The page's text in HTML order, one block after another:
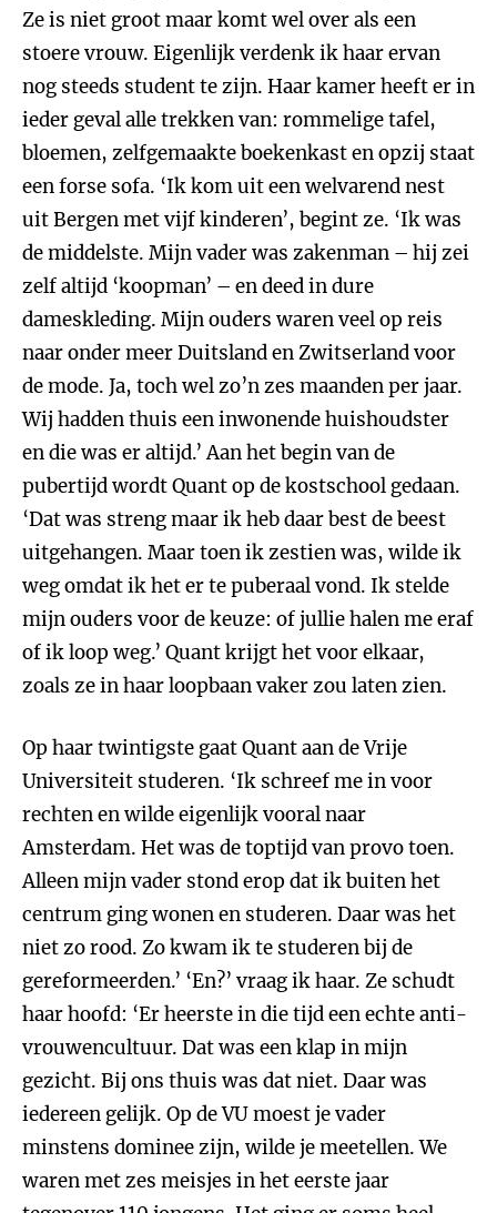
Ze is niet groot maar komt wel over als een
stoere vrouw. Eigenlijk verdenk ik haar ervan
nog steeds student te zijn. Haar kamer heeft er in
ieder geval alle trekken van: rommelige tafel,
bloemen, zelfgemaakte boekenkast en opzij staat
een forse sofa. ‘Ik kom uit een welvarend nest
uit Bergen met vijf kinderen’, begint ze. ‘Ik was
de middelste. Mijn vader was zakenman – hij zei
zelf altijd ‘koopman’ – en deed in dure
dameskleding. Mijn ouders waren veel op reis
naar onder meer Duitsland en Zwitserland voor
de mode. Ja, toch wel zo’n zes maanden per jaar.
Wij hadden thuis een inwonende huishoudster
en die was er altijd.’ Aan het begin van de
pubertijd wordt Quant op de kostschool gedaan.
‘Dat was streng maar ik heb daar best de beest
uitgehangen. Maar toen ik zestien was, wilde ik
weg omdat ik het er te puberaal vond. Ik stelde
mijn ouders voor de keuze: of jullie halen me eraf
of ik loop weg.’ Quant krijgt het voor elkaar,
zoals ze in haar loopbaan vaker zou laten zien.
Op haar twintigste gaat Quant aan de Vrije
Universiteit studeren. ‘Ik schreef me in voor
rechten en wilde eigenlijk vooral naar
Amsterdam. Het was de toptijd van provo toen.
Alleen mijn vader stond erop dat ik buiten het
centrum ging wonen en studeren. Daar was het
niet zo rood. Zo kwam ik te studeren bij de
gereformeerden.’ ‘En?’ vraag ik haar. Ze schudt
haar hoofd: ‘Er heerste in die tijd een echte anti-
vrouwencultuur. Dat was een klap in mijn
gezicht. Bij ons thuis was dat niet. Daar was
iedereen gelijk. Op de VU moest je vader
minstens dominee zijn, wilde je meetellen. We
waren met zes meisjes in het eerste jaar